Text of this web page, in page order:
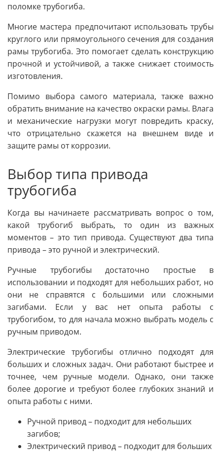
поломке трубогиба.
Многие мастера предпочитают использовать трубы
круглого или прямоугольного сечения для создания
рамы трубогиба. Это помогает сделать конструкцию
прочной и устойчивой, а также снижает стоимость
изготовления.
Помимо выбора самого материала, также важно
обратить внимание на качество окраски рамы. Влага
и механические нагрузки могут повредить краску,
что отрицательно скажется на внешнем виде и
защите рамы от коррозии.
Выбор типа привода
трубогиба
Когда вы начинаете рассматривать вопрос о том,
какой трубогиб выбрать, то один из важных
моментов – это тип привода. Существуют два типа
привода – это ручной и электрический.
Ручные трубогибы достаточно простые в
использовании и подходят для небольших работ, но
они не справятся с большими или сложными
загибами. Если у вас нет опыта работы с
трубогибом, то для начала можно выбрать модель с
ручным приводом.
Электрические трубогибы отлично подходят для
больших и сложных задач. Они работают быстрее и
точнее, чем ручные модели. Однако, они также
более дорогие и требуют более глубоких знаний и
опыта работы с ними.
Ручной привод – подходит для небольших
загибов;
Электрический привод – подходит для больших